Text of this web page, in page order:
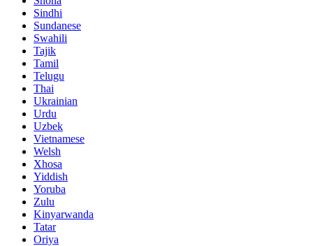
Sindhi
Sundanese
Swahili
Tajik
Tamil
Telugu
Thai
Ukrainian
Urdu
Uzbek
Vietnamese
Welsh
Xhosa
Yiddish
Yoruba
Zulu
Kinyarwanda
Tatar
Oriya